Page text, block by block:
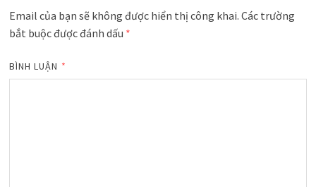
Email của bạn sẽ không được hiển thị công khai. Các trường
bắt buộc được đánh dấu *
BÌNH LUẬN *